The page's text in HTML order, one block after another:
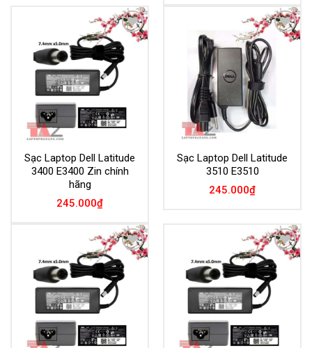
Add to
Wishlist
Sạc Laptop Dell Latitude
3400 E3400 Zin chính
hãng
245.000₫
Add to
Wishlist
Sạc Laptop Dell Latitude
3510 E3510
245.000₫
Add to
Wishlist
Add to
Wishlist